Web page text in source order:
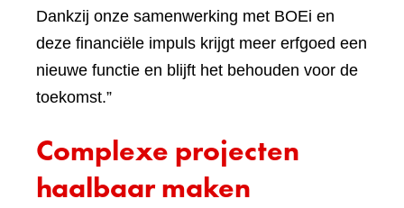
Dankzij onze samenwerking met BOEi en
deze financiële impuls krijgt meer erfgoed een
nieuwe functie en blijft het behouden voor de
toekomst.”
Complexe projecten
haalbaar maken